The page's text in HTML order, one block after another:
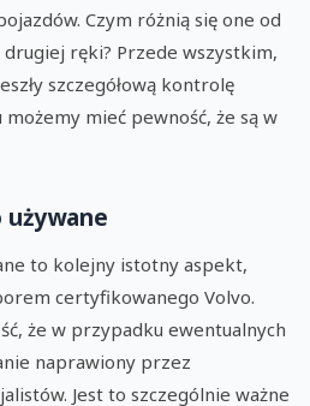
Czym różnią się one od
drugiej ręki? Przede wszystkim,
szczegółową kontrolę
mieć pewność, że są w
używane
to kolejny istotny aspekt,
certyfikowanego Volvo.
że w przypadku ewentualnych
naprawiony przez
Jest to szczególnie ważne